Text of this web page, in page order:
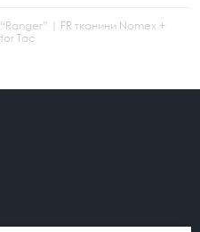
| FR тканини Nomex +
Tac